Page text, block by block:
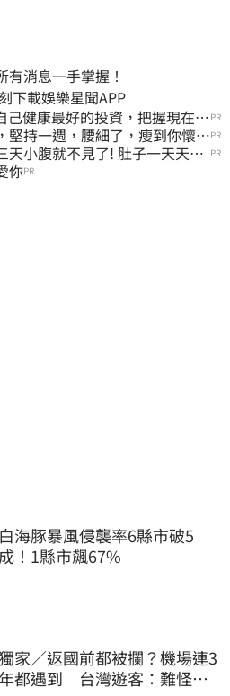
消息一手掌握！
握明星動態 即刻下載娛樂星聞APP
己健康最好的投資，把握現在不 PR
堅持一週，腰細了，瘦到你懷疑PR
天小腹就不見了! 肚子一天天變 PR
你PR
白海豚暴風侵襲率6縣市破5
成！1縣市飆67%
家／返國前都被攔？機場連3
都遇到 台灣遊客：難怪日